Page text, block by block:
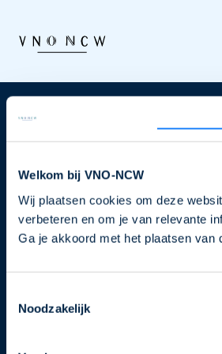
Welkom bij VNO-NCW
Wij plaatsen cookies om deze
verbeteren en om je van relevante
Ga je akkoord met het plaatsen van
Noodzakelijk
Nieuwsbrief
je nu in voor de VNO-NCW
Schrijf je in
Direct naar
Ons verhaal